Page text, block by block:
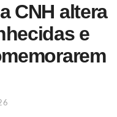
CNH altera
e